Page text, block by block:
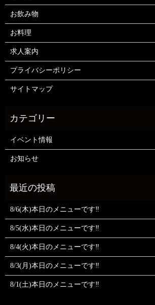
お飲み物
お料理
求人案内
プライバシーポリシー
サイトマップ
イベント情報
お知らせ
8/6(木)本日のメニューです‼️
8/5(水)本日のメニューです‼️
8/4(火)本日のメニューです‼️
8/3(月)本日のメニューです‼️
8/1(土)本日のメニューです‼️